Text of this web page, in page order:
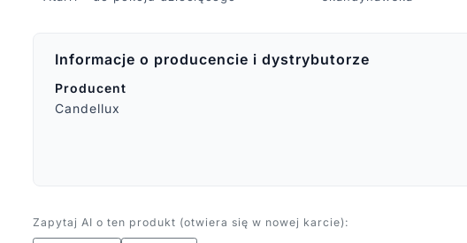
Informacje o producencie i dystrybutorze
Producent
Candellux
Zapytaj AI o ten produkt (otwiera się w nowej karcie):